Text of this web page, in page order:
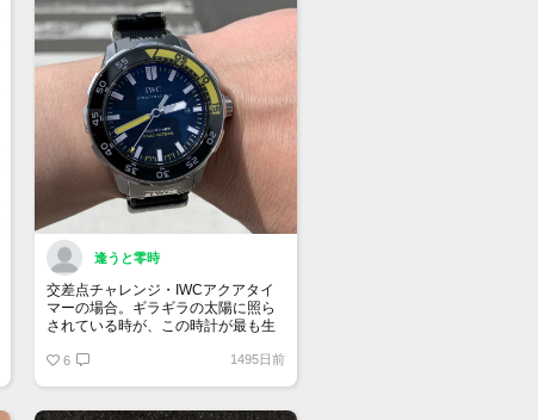
逢うと零時
交差点チャレンジ・IWCアクアタイ
マーの場合。ギラギラの太陽に照ら
されている時が、この時計が最も生
6 1495日前